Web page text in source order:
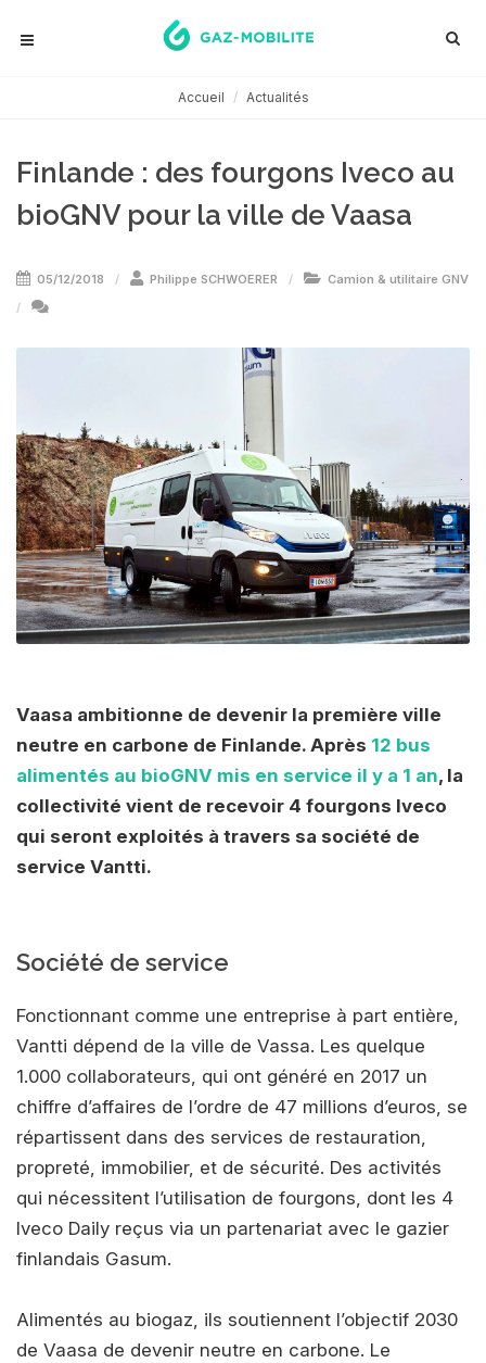
Accueil Actualités
Finlande : des fourgons Iveco au
bioGNV pour la ville de Vaasa
05/12/2018 Philippe SCHWOERER Camion & utilitaire GNV
Vaasa ambitionne de devenir la première ville
neutre en carbone de Finlande. Après 12 bus
alimentés au bioGNV mis en service il y a 1 an, la
collectivité vient de recevoir 4 fourgons Iveco
qui seront exploités à travers sa société de
service Vantti.
Société de service
Fonctionnant comme une entreprise à part entière,
Vantti dépend de la ville de Vassa. Les quelque
1.000 collaborateurs, qui ont généré en 2017 un
chiffre d’affaires de l’ordre de 47 millions d’euros, se
répartissent dans des services de restauration,
propreté, immobilier, et de sécurité. Des activités
qui nécessitent l’utilisation de fourgons, dont les 4
Iveco Daily reçus via un partenariat avec le gazier
finlandais Gasum.
Alimentés au biogaz, ils soutiennent l’objectif 2030
de Vaasa de devenir neutre en carbone. Le